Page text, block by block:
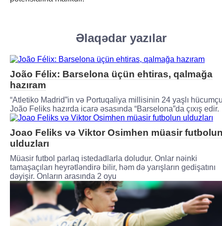
Əlaqədar yazılar
João Félix: Barselona üçün ehtiras, qalmağa
hazıram
“Atletiko Madrid”in və Portuqaliya millisinin 24 yaşlı
João Feliks hazırda icarə əsasında “Barselona”da çıxış edir.
Joao Feliks və Viktor Osimhen müasir
ulduzları
Müasir futbol parlaq istedadlarla doludur. Onlar nəinki
tamaşaçıları heyrətləndirə bilir, həm də yarışların gedişatını
dəyişir. Onların arasında 2 oyu